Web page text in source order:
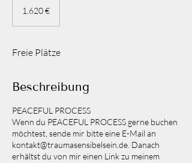
1.620 €
Freie Plätze
Beschreibung
PEACEFUL PROCESS
Wenn du PEACEFUL PROCESS gerne buchen
möchtest, sende mir bitte eine E-Mail an
kontakt@traumasensibelsein.de. Danach
erhältst du von mir einen Link zu meinem